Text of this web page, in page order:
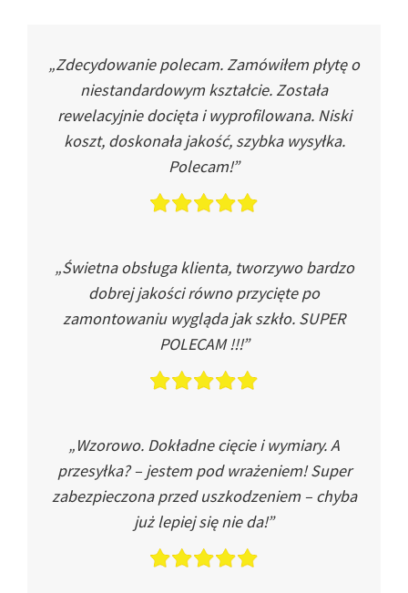
„Zdecydowanie polecam. Zamówiłem płytę o
niestandardowym kształcie. Została
rewelacyjnie docięta i wyprofilowana. Niski
koszt, doskonała jakość, szybka wysyłka.
Polecam!”
„Świetna obsługa klienta, tworzywo bardzo
dobrej jakości równo przycięte po
zamontowaniu wygląda jak szkło. SUPER
POLECAM !!!”
„Wzorowo. Dokładne cięcie i wymiary. A
przesyłka? – jestem pod wrażeniem! Super
zabezpieczona przed uszkodzeniem – chyba
już lepiej się nie da!”